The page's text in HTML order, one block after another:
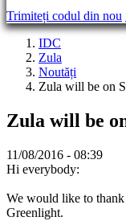
PT
RO
UK
VI
Trimiteți codul din nou
IDC
Zula
Noutăți
Zula will be on
Zula will be
11/08/2016 - 08:39
Hi everybody:
We would like to
Greenlight.